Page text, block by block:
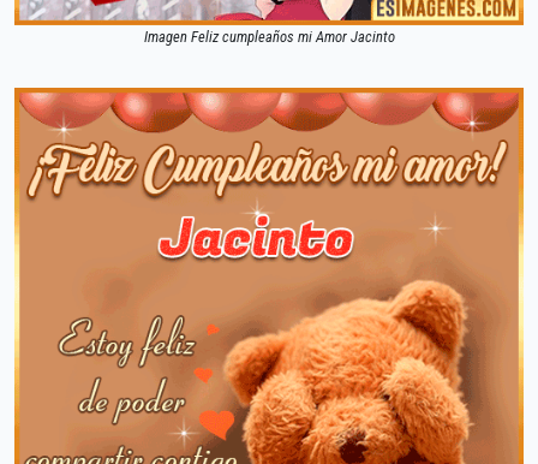
Imagen Feliz cumpleaños mi Amor Jacinto